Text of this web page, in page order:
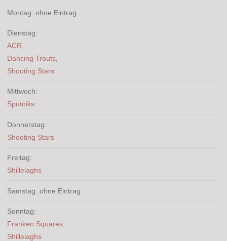
Montag: ohne Eintrag
Dienstag:
ACR
Dancing Trouts
Shooting Stars
Mittwoch:
Sputniks
Donnerstag:
Shooting Stars
Freitag:
Shillelaghs
Samstag: ohne Eintrag
Sonntag:
Franken Squares
Shillelaghs